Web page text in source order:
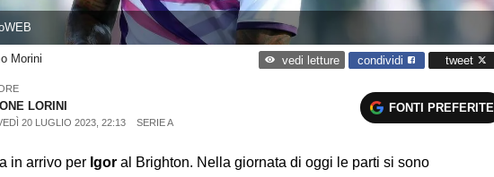
Morini vedi letture condividi tweet
LORINI
20 LUGLIO 2023, 22:13 SERIE A
FONTI PREFERITE
in arrivo per Igor al Brighton. Nella giornata di oggi le parti si sono